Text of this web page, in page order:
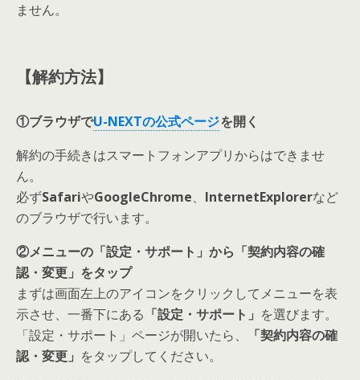
ません。
【解約方法】
①ブラウザでU-NEXTの公式ページを開く
解約の手続きはスマートフォンアプリからはできませ
ん。
必ずSafariやGoogleChrome、 InternetExplorerなど
のブラウザで行います。
②メニューの「設定・サポート」から「契約内容の確
認・変更」をタップ
まずは画面左上のアイコンをクリックしてメニューを表
示させ、一番下にある 「設定・サポート」 を選びます。
「設定・サポート」ページが開いたら、
「契約内容の確
認・変更」 をタップしてください。